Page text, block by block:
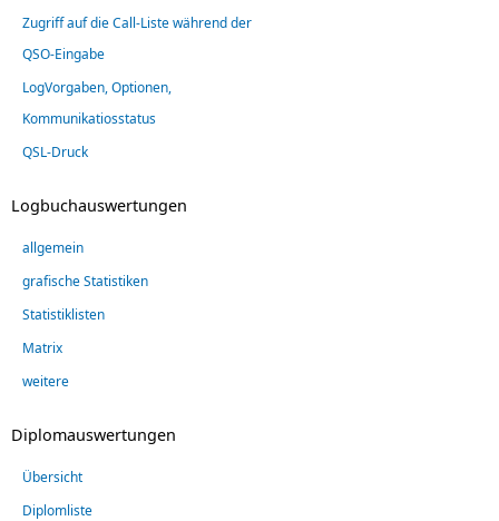
Zugriff auf die Call-Liste während der
QSO-Eingabe
LogVorgaben, Optionen,
Kommunikatiosstatus
QSL-Druck
Logbuchauswertungen
allgemein
grafische Statistiken
Statistiklisten
Matrix
weitere
Diplomauswertungen
Übersicht
Diplomliste